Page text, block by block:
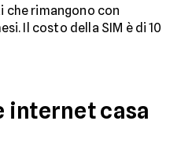
che rimangono con
Il costo della SIM è di 10
casa